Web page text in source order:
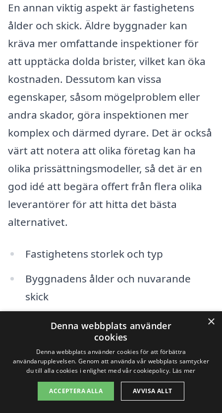
En annan viktig aspekt är fastighetens
ålder och skick. Äldre byggnader kan
kräva mer omfattande inspektioner för
att upptäcka dolda brister, vilket kan öka
kostnaden. Dessutom kan vissa
egenskaper, såsom mögelproblem eller
andra skador, göra inspektionen mer
komplex och därmed dyrare. Det är också
värt att notera att olika företag kan ha
olika prissättningsmodeller, så det är en
god idé att begära offert från flera olika
leverantörer för att hitta det bästa
alternativet.
Fastighetens storlek och typ
Byggnadens ålder och nuvarande
skick
Eventuella specifika problem som
behöver adresseras
Företagets erfarenhet och
marknadsposition
×
Denna webbplats använder
cookies
Denna webbplats använder cookies för att förbättra
användarupplevelsen. Genom att använda vår webbplats samtycker
du till alla cookies i enlighet med vår cookiepolicy. Läs mer
ACCEPTERA ALLA AVVISA ALLT